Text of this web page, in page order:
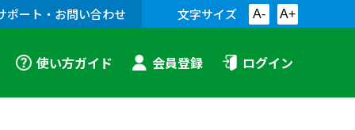
ポート・お問い合わせ 文字サイズ A- A+
使い方ガイド 会員登録 ログイン